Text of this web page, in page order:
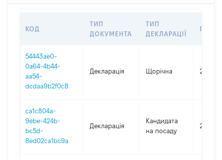
КОД
ТИП
ДОКУМЕНТА
ТИП
ДЕКЛАРАЦІЇ
54443ae0-
0a64-4b44-
aa54-
dcdaa9b2f0c8
Декларація Щорічна 2025
ca1c804a-
9ebe-424b-
bc5d-
8ed02ca1bc9a
Декларація
Кандидата
на посаду
2024